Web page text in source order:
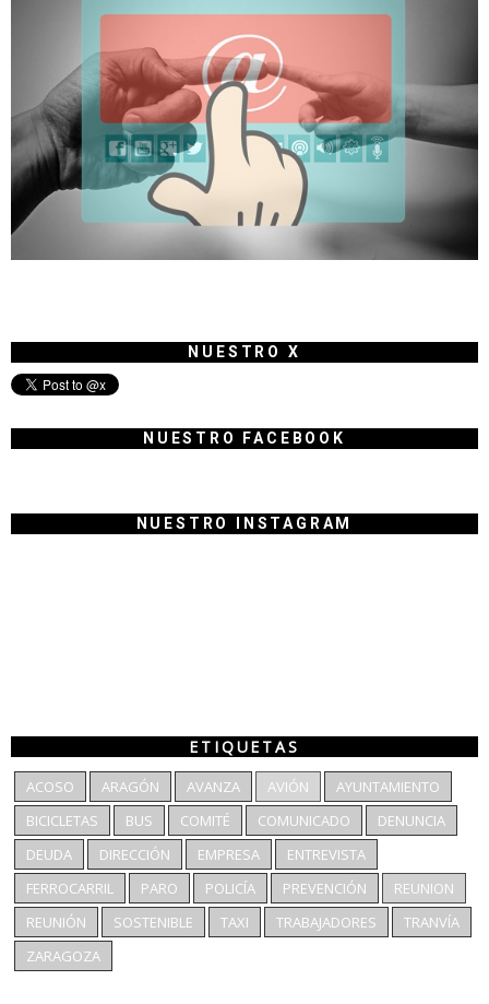
NUESTRO X
NUESTRO FACEBOOK
NUESTRO INSTAGRAM
ETIQUETAS
ACOSO ARAGÓN AVANZA AVIÓN
AYUNTAMIENTO
BICICLETAS
BUS COMITÉ COMUNICADO
DENUNCIA
DEUDA
DIRECCIÓN EMPRESA
ENTREVISTA
FERROCARRIL
PARO POLICÍA PREVENCIÓN
REUNION
REUNIÓN
SOSTENIBLE TAXI TRABAJADORES
TRANVÍA
ZARAGOZA